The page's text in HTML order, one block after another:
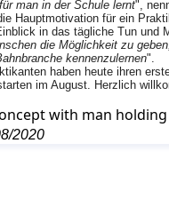
man in der Schule lernt",
Hauptmotivation für ein
in das tägliche Tun und
die Möglichkeit zu
kennenzulernen".
haben heute ihren
im August. Herzlich
2020